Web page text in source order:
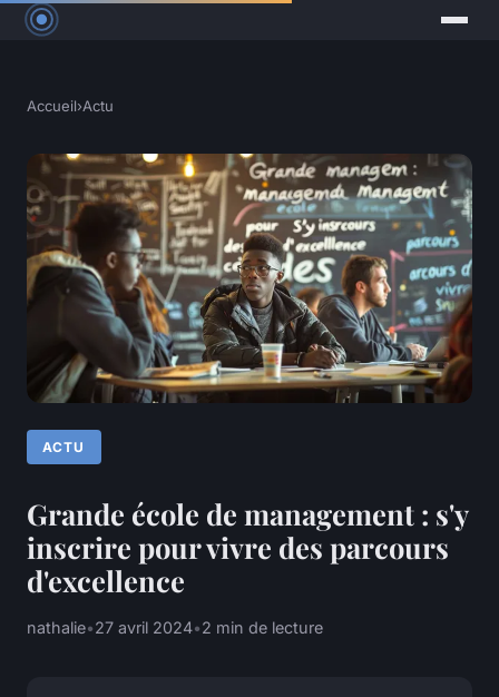
Accueil›Actu
ACTU
Grande école de management : s'y
inscrire pour vivre des parcours
d'excellence
nathalie•27 avril 2024•2 min de lecture